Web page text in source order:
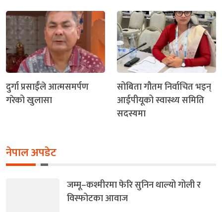
दुर्गा प्रसाईँले आत्मसमर्पण
गरेको खुलासा
सोबिता गौतम निर्वाचित भइन्
आईपीयूको स्वास्थ्य समिति
सदस्यमा
नेपाल अपडेट
जम्मू–कश्मीरमा फेरि सुनिन थाल्यो गोली र
विस्फोटका आवाज